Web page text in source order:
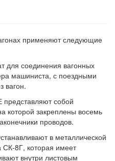
применяют следующие
для соединения вагонных
машиниста, с поездными
вагон.
собой
которой закреплены восемь
проводов.
в металлической
СК-8Г, которая имеет
внутри листовым